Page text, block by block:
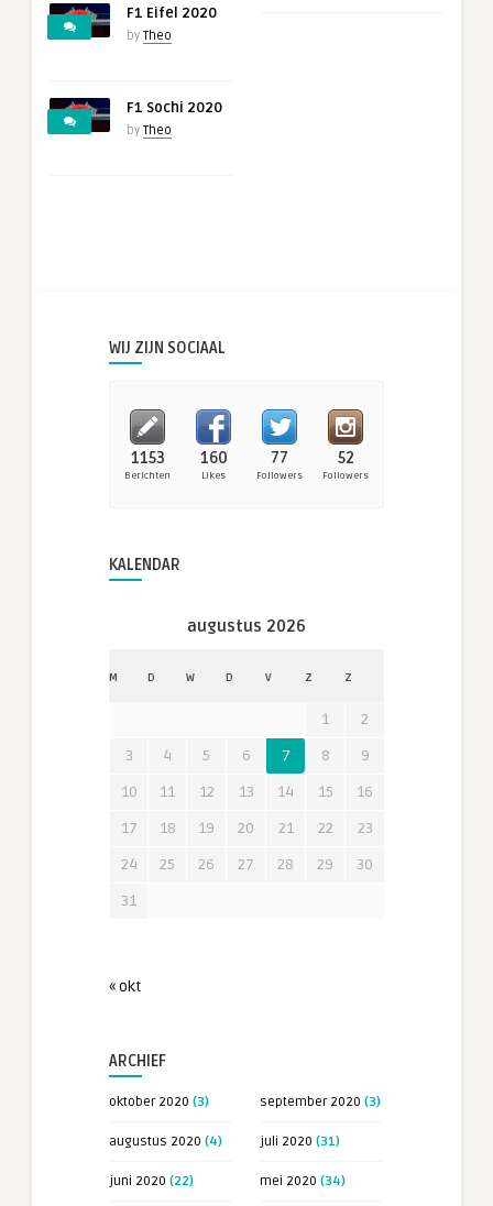
F1 Eifel 2020
by Theo
F1 Sochi 2020
by Theo
WIJ ZIJN SOCIAAL
1153
Berichten
160
Likes
77
Followers
52
Followers
KALENDAR
augustus 2026
M D W D V Z Z
1
2
3
4 5 6 7 8
9
10
11 12 13 14 15
16
17
18 19 20 21 22
23
24
25 26 27 28 29
30
31
« okt
ARCHIEF
oktober 2020 (3) september 2020 (3)
augustus 2020 (4) juli 2020 (31)
juni 2020 (22) mei 2020 (34)